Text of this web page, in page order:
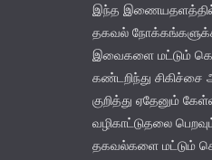
இந்த இணையதளத்தில்
தகவல்
இவைகளை மட்டும்
கண்டறிந்து
குறித்து ஏதேனும்
வழிகாட்டுதலை
தகவல்களை மட்டும்